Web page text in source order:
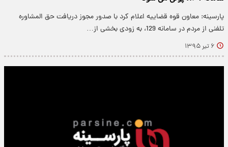
پارسینه: معاون قوه قضاییه اعلام کرد با صدور مجوز دریافت حق المشاوره
تلفنی از مردم در سامانه 129، به زودی بخشی از…
۶ تیر ۱۳۹۵